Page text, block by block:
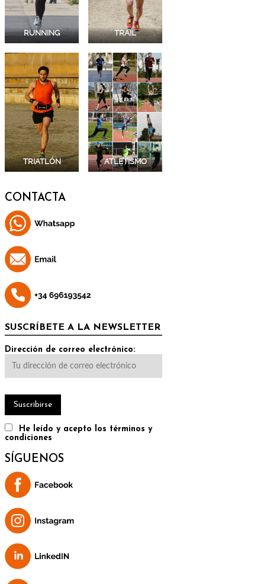
RUNNING TRAIL
TRIATLÓN ATLETISMO
CONTACTA
SUSCRÍBETE A LA NEWSLETTER
Dirección de correo electrónico:
He leído y acepto los términos y
condiciones
SÍGUENOS